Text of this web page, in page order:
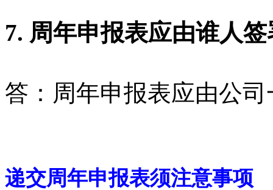
7. 周年申报表应由谁人
答：周年申报表应由公
递交周年申报表须注意事项